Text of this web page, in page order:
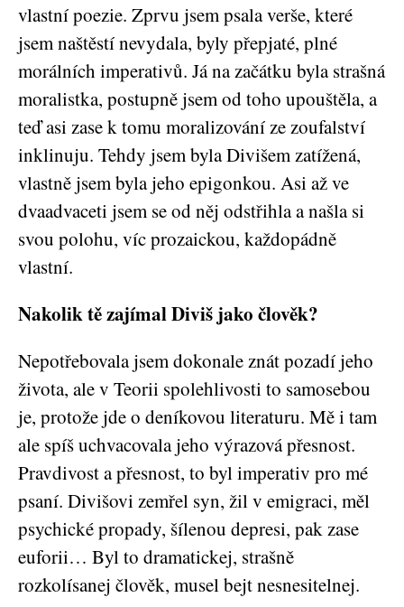
vlastní poezie. Zprvu jsem psala verše, které
jsem naštěstí nevydala, byly přepjaté, plné
morálních imperativů. Já na začátku byla strašná
moralistka, postupně jsem od toho upouštěla, a
teď asi zase k tomu moralizování ze zoufalství
inklinuju. Tehdy jsem byla Divišem zatížená,
vlastně jsem byla jeho epigonkou. Asi až ve
dvaadvaceti jsem se od něj odstřihla a našla si
svou polohu, víc prozaickou, každopádně
vlastní.
Nakolik tě zajímal Diviš jako člověk?
Nepotřebovala jsem dokonale znát pozadí jeho
života, ale v Teorii spolehlivosti to samosebou
je, protože jde o deníkovou literaturu. Mě i tam
ale spíš uchvacovala jeho výrazová přesnost.
Pravdivost a přesnost, to byl imperativ pro mé
psaní. Divišovi zemřel syn, žil v emigraci, měl
psychické propady, šílenou depresi, pak zase
euforii… Byl to dramatickej, strašně
rozkolísanej člověk, musel bejt nesnesitelnej.